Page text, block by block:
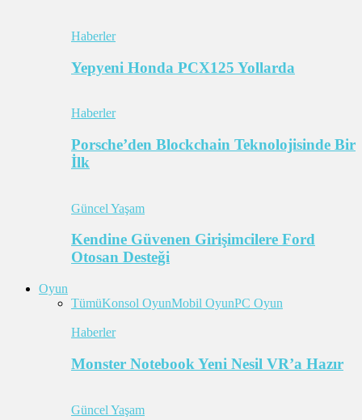
Haberler
Yepyeni Honda PCX125 Yollarda
Haberler
Porsche’den Blockchain Teknolojisinde Bir
İlk
Güncel Yaşam
Kendine Güvenen Girişimcilere Ford
Otosan Desteği
Oyun
TümüKonsol OyunMobil OyunPC Oyun
Haberler
Monster Notebook Yeni Nesil VR’a Hazır
Güncel Yaşam